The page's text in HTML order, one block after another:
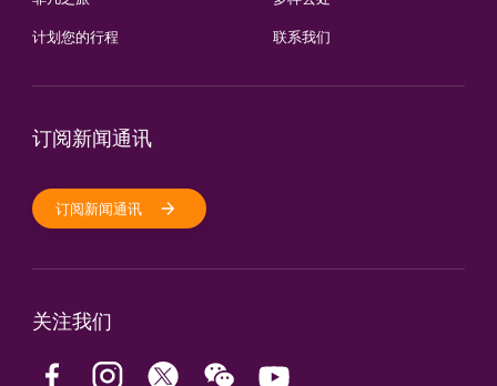
计划您的行程 联系我们
订阅新闻通讯
订阅新闻通讯
关注我们